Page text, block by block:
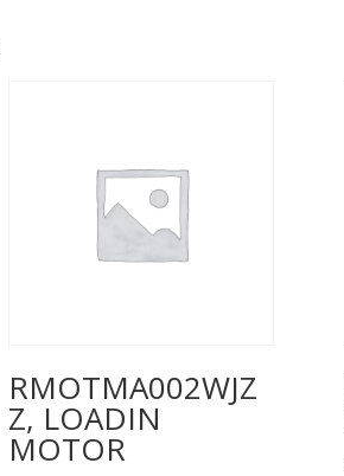
RMOTMA002WJZ
Z, LOADIN
MOTOR